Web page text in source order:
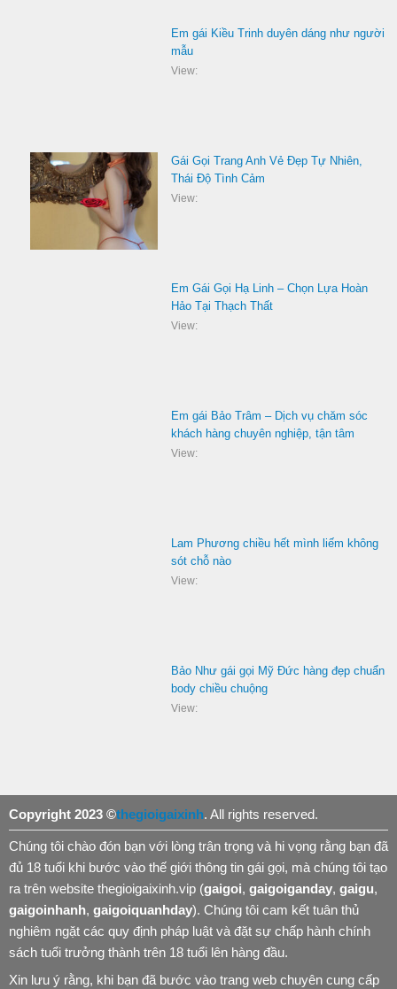
Em gái Kiều Trinh duyên dáng như người
mẫu
View:
Gái Gọi Trang Anh Vẻ Đẹp Tự Nhiên,
Thái Độ Tình Cảm
View:
Em Gái Gọi Hạ Linh – Chọn Lựa Hoàn
Hảo Tại Thạch Thất
View:
Em gái Bảo Trâm – Dịch vụ chăm sóc
khách hàng chuyên nghiệp, tận tâm
View:
Lam Phương chiều hết mình liếm không
sót chỗ nào
View:
Bảo Như gái gọi Mỹ Đức hàng đẹp chuẩn
body chiều chuộng
View:
Copyright 2023 ©thegioigaixinh. All rights reserved.
Chúng tôi chào đón bạn với lòng trân trọng và hi vọng rằng bạn đã
đủ 18 tuổi khi bước vào thế giới thông tin gái gọi, mà chúng tôi tạo
ra trên website thegioigaixinh.vip (gaigoi, gaigoiganday, gaigu,
gaigoinhanh, gaigoiquanhday). Chúng tôi cam kết tuân thủ
nghiêm ngặt các quy định pháp luật và đặt sự chấp hành chính
sách tuổi trưởng thành trên 18 tuổi lên hàng đầu.
Xin lưu ý rằng, khi bạn đã bước vào trang web chuyên cung cấp